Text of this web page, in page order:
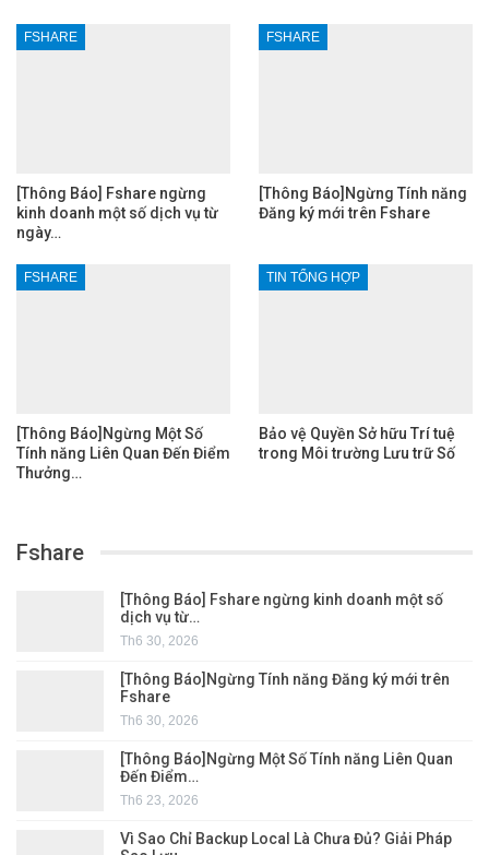
FSHARE
[Thông Báo] Fshare ngừng
kinh doanh một số dịch vụ từ
ngày…
FSHARE
[Thông Báo]Ngừng Tính năng
Đăng ký mới trên Fshare
FSHARE
[Thông Báo]Ngừng Một Số
Tính năng Liên Quan Đến Điểm
Thưởng…
TIN TỔNG HỢP
Bảo vệ Quyền Sở hữu Trí tuệ
trong Môi trường Lưu trữ Số
Fshare
[Thông Báo] Fshare ngừng kinh doanh một số
dịch vụ từ…
Th6 30, 2026
[Thông Báo]Ngừng Tính năng Đăng ký mới trên
Fshare
Th6 30, 2026
[Thông Báo]Ngừng Một Số Tính năng Liên Quan
Đến Điểm…
Th6 23, 2026
Vì Sao Chỉ Backup Local Là Chưa Đủ? Giải Pháp